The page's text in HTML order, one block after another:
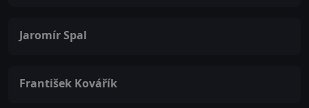
Jaromír Spal
František Kovářík